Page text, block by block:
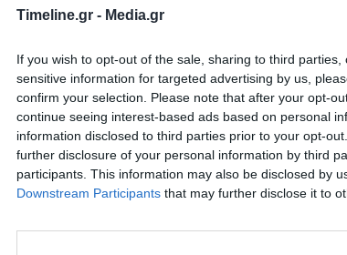
Timeline.gr - Media.gr
If you wish to opt-out of the sale, sharing to third
sensitive information for targeted advertising by us,
confirm your selection. Please note that after your opt-
continue seeing interest-based ads based on personal
information disclosed to third parties prior to your opt-
further disclosure of your personal information by third
participants. This information may also be disclosed by
Downstream Participants that may further disclose it to